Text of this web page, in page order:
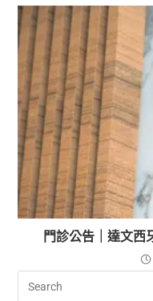
門診公告｜達文西